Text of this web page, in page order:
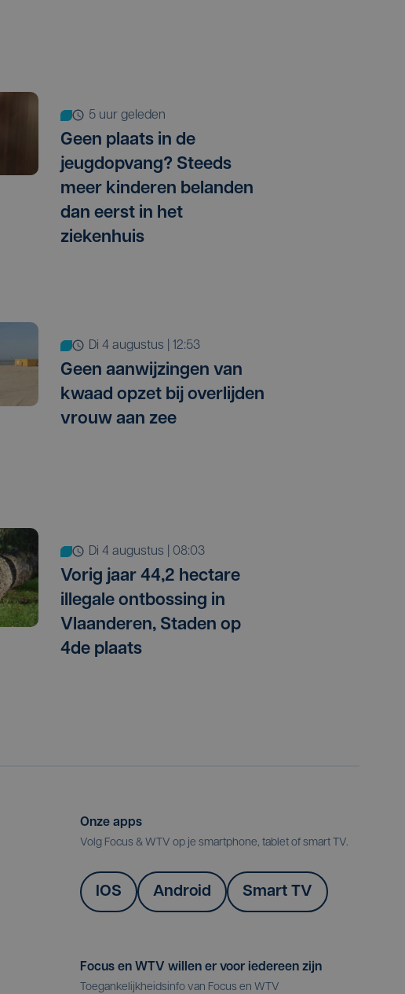
5 uur geleden
Geen plaats in de
jeugdopvang? Steeds
meer kinderen belanden
dan eerst in het
ziekenhuis
di 4 augustus | 12:53
Geen aanwijzingen van
kwaad opzet bij overlijden
vrouw aan zee
di 4 augustus | 08:03
Vorig jaar 44,2 hectare
illegale ontbossing in
Vlaanderen, Staden op
4de plaats
Onze apps
Volg Focus & WTV op je smartphone, tablet of smart TV.
IOS Android Smart TV
Focus en WTV willen er voor iedereen zijn
Toegankelijkheidsinfo van Focus en WTV